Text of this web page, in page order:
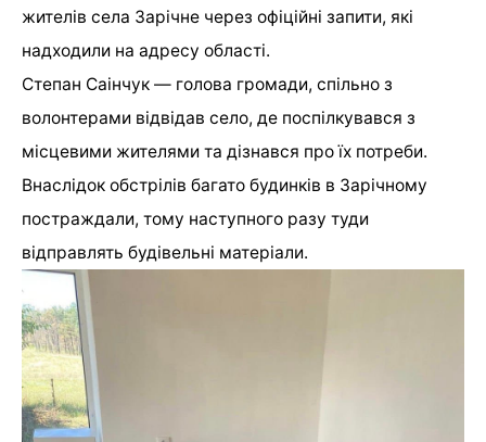
жителів села Зарічне через офіційні запити, які
надходили на адресу області.
Степан Саінчук — голова громади, спільно з
волонтерами відвідав село, де поспілкувався з
місцевими жителями та дізнався про їх потреби.
Внаслідок обстрілів багато будинків в Зарічному
постраждали, тому наступного разу туди
відправлять будівельні матеріали.